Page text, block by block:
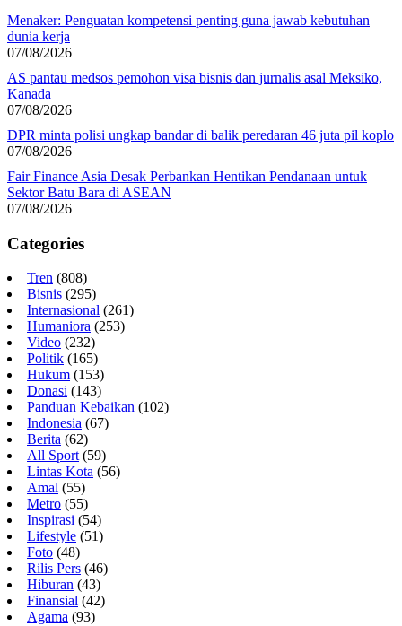
Menaker: Penguatan kompetensi penting guna jawab kebutuhan
dunia kerja
07/08/2026
AS pantau medsos pemohon visa bisnis dan jurnalis asal Meksiko,
Kanada
07/08/2026
DPR minta polisi ungkap bandar di balik peredaran 46 juta pil koplo
07/08/2026
Fair Finance Asia Desak Perbankan Hentikan Pendanaan untuk
Sektor Batu Bara di ASEAN
07/08/2026
Categories
Tren (808)
Bisnis (295)
Internasional (261)
Humaniora (253)
Video (232)
Politik (165)
Hukum (153)
Donasi (143)
Panduan Kebaikan (102)
Indonesia (67)
Berita (62)
All Sport (59)
Lintas Kota (56)
Amal (55)
Metro (55)
Inspirasi (54)
Lifestyle (51)
Foto (48)
Rilis Pers (46)
Hiburan (43)
Finansial (42)
Agama (93)